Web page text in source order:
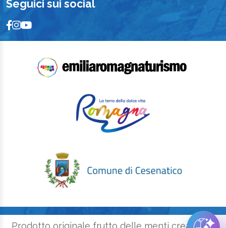
Seguici sui social